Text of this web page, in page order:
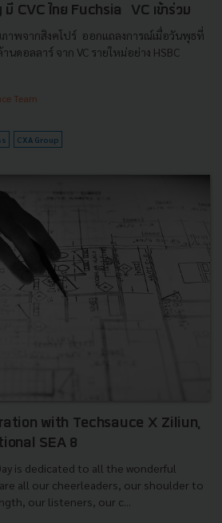
มี CVC ไทย Fuchsia VC เข้าร่วม
ภาพจากสิงคโปร์ ออกแถลงการณ์เมื่อวันพุธที่
ดอลลาร์ จาก VC รายใหม่อย่าง HSBC
Team
CXA Group
with Techsauce X Ziliun,
SEA 8
is dedicated to all the wonderful
all our cheerleaders, our shoulder to
our listeners, our c...